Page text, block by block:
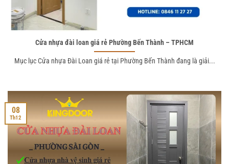
Cửa nhựa đài loan giá rẻ Phường Bến Thành – TPHCM
Mục lục Cửa nhựa Đài Loan giá rẻ tại Phường Bến Thành đang là giải...
08
Th12